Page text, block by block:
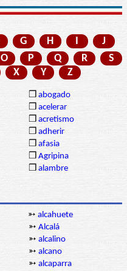
G H I
J
O P Q R
S
X Y Z
❒ abogado
❒ acelerar
❒ acretismo
❒ adherir
❒ afasia
❒ Agripina
❒ alambre
➳ alcahuete
➳ Alcalá
➳ alcalino
➳ alcano
➳ alcaparra